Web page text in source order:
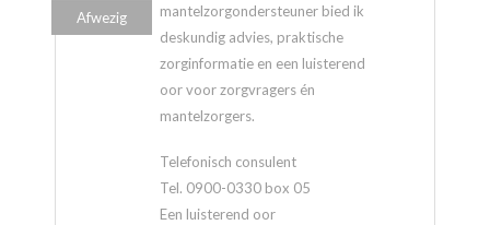
mantelzorgondersteuner bied ik
deskundig advies, praktische
zorginformatie en een luisterend
oor voor zorgvragers én
mantelzorgers.
Telefonisch consulent
Tel. 0900-0330 box 05
Een luisterend oor
Afwezig